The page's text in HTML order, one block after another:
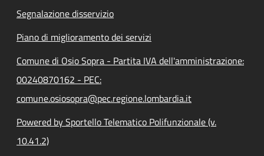
Segnalazione disservizio
Piano di miglioramento dei servizi
Comune di Osio Sopra - Partita IVA dell'amministrazione:
00240870162 - PEC:
comune.osiosopra@pec.regione.lombardia.it
Powered by Sportello Telematico Polifunzionale (v.
10.41.2)